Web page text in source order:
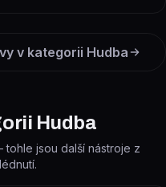
v kategorii Hudba
Hudba
tohle jsou další nástroje z